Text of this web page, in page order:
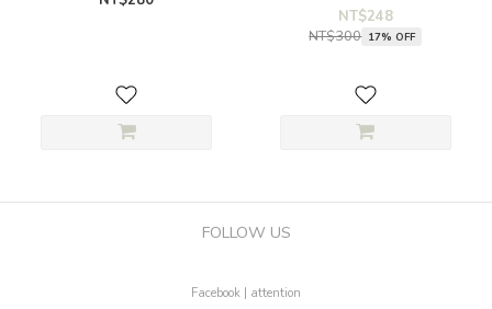
NT$248
NT$300 17% OFF
FOLLOW US
Facebook | attention